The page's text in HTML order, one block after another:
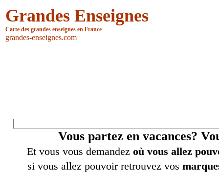
Grandes Enseignes
Carte des grandes enseignes en France
grandes-enseignes.com
Vous partez en vacances?
Et vous vous demandez où vous allez
si vous allez pouvoir retrouvez vos